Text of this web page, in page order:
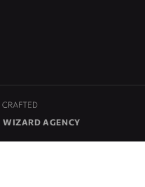
WIZARD AGENCY